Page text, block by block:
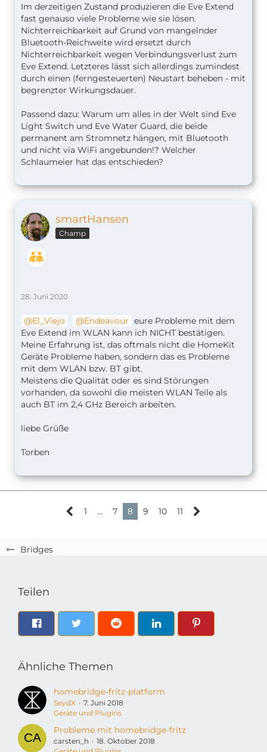
Bridges
Im derzeitigen Zustand produzieren die Eve Extend
fast genauso viele Probleme wie sie lösen.
Nichterreichbarkeit auf Grund von mangelnder
Bluetooth-Reichweite wird ersetzt durch
Nichterreichbarkeit wegen Verbindungsverlust zum
Eve Extend. Letzteres lässt sich allerdings zumindest
durch einen (ferngesteuerten) Neustart beheben - mit
begrenzter Wirkungsdauer.
Passend dazu: Warum um alles in der Welt sind Eve
Light Switch und Eve Water Guard, die beide
permanent am Stromnetz hängen, mit Bluetooth
und nicht via WiFi angebunden!? Welcher
Schlaumeier hat das entschieden?
smartHansen
Champ
28. Juni 2020
El_Viejo Endeavour eure Probleme mit dem
Eve Extend im WLAN kann ich NICHT bestätigen.
Meine Erfahrung ist, das oftmals nicht die HomeKit
Geräte Probleme haben, sondern das es Probleme
mit dem WLAN bzw. BT gibt.
Meistens die Qualität oder es sind Störungen
vorhanden, da sowohl die meisten WLAN Teile als
auch BT im 2,4 GHz Bereich arbeiten.
liebe Grüße
Torben
1 … 7 8 9 10 11
Teilen
Ähnliche Themen
homebridge-fritz-platform
SeydX
7. Juni 2018
Geräte und Plugins
Probleme mit homebridge-fritz
carsten_h
18. Oktober 2018